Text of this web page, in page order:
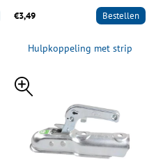
€3,49 Bestellen
Hulpkoppeling met strip